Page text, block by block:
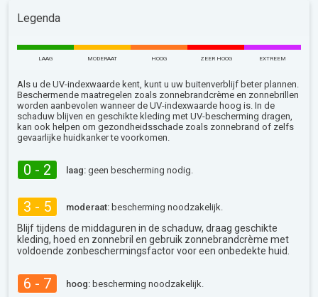
Legenda
LAAG MODERAAT HOOG ZEER HOOG EXTREEM
Als u de UV-indexwaarde kent, kunt u uw buitenverblijf beter plannen.
Beschermende maatregelen zoals zonnebrandcrème en zonnebrillen
worden aanbevolen wanneer de UV-indexwaarde hoog is. In de
schaduw blijven en geschikte kleding met UV-bescherming dragen,
kan ook helpen om gezondheidsschade zoals zonnebrand of zelfs
gevaarlijke huidkanker te voorkomen.
0 - 2 laag: geen bescherming nodig.
3 - 5 moderaat: bescherming noodzakelijk.
Blijf tijdens de middaguren in de schaduw, draag geschikte
kleding, hoed en zonnebril en gebruik zonnebrandcrème met
voldoende zonbeschermingsfactor voor een onbedekte huid.
6 - 7 hoog: bescherming noodzakelijk.